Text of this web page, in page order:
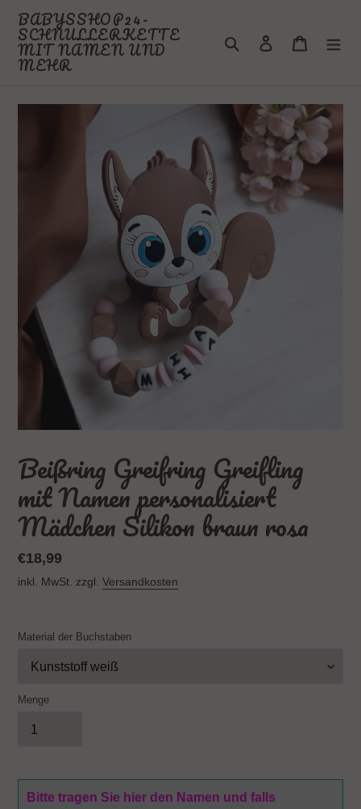
zum
Inhalt
BABYSSHOP24-
SCHNULLERKETTE
MIT NAMEN UND
MEHR
Suchen Einloggen
Beißring Greifring Greifling
mit Namen personalisiert
Mädchen Silikon braun rosa
Normaler
Preis
€18,99
inkl. MwSt. zzgl. Versandkosten
Material der Buchstaben
Menge
Bitte tragen Sie hier den Namen und falls